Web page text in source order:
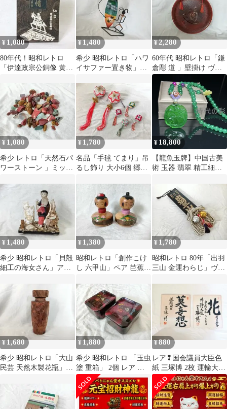
¥ 1,080
80年代！昭和レトロ
「伊達政宗公銅像 黄金
¥1,480
希少 昭和レトロ「ハワ
イサファー置き物」ワ
¥2,280
60年代 昭和レトロ「鎌
倉彫 道 」壁掛け ヴィ
ンテージ 貴重
¥ 1,080
希少 レトロ「天然石パ
ワーストーン 」ミック
¥1,780
名品「手毬 てまり」吊
るし飾り 大小6個 郷土
¥ 18,800
【龍魚玉牌】中国古美
術 玉器 翡翠 精工細彫
ダント 吉祥逸品 收蔵逸
品 R26072410
¥ 1,480
希少 昭和レトロ「貝殻
細工の海女さん」アン
¥ 1,380
昭和レトロ「創作こけ
し 六甲山」ペア 芭蕉
¥ 1,780
昭和レトロ 80年「出羽
三山 金運わらじ」ヴィ
¥1,680
希少 昭和レトロ「大山
民芸 天然木製花瓶」民
¥1,880
希少 昭和レトロ 「玉虫
塗 重箱」 2個 レア 貴
重 ヴィンテージ
¥880
レア❢国会議員大臣色
紙 三塚博 2枚 運輸大臣
外務大臣 貴重